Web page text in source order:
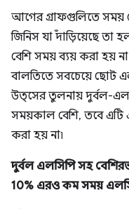
আগের গ্রাফগুলিতে সময়
জিনিস যা দাঁড়িয়েছে তা
বেশি সময় ব্যয় করা হয়
বালতিতে সবচেয়ে ছোট
উত্সের তুলনায় দুর্বল-
সময়কাল বেশি, তবে এটি
করা হয় না৷
দুর্বল এলসিপি সহ
10% এরও কম সময়